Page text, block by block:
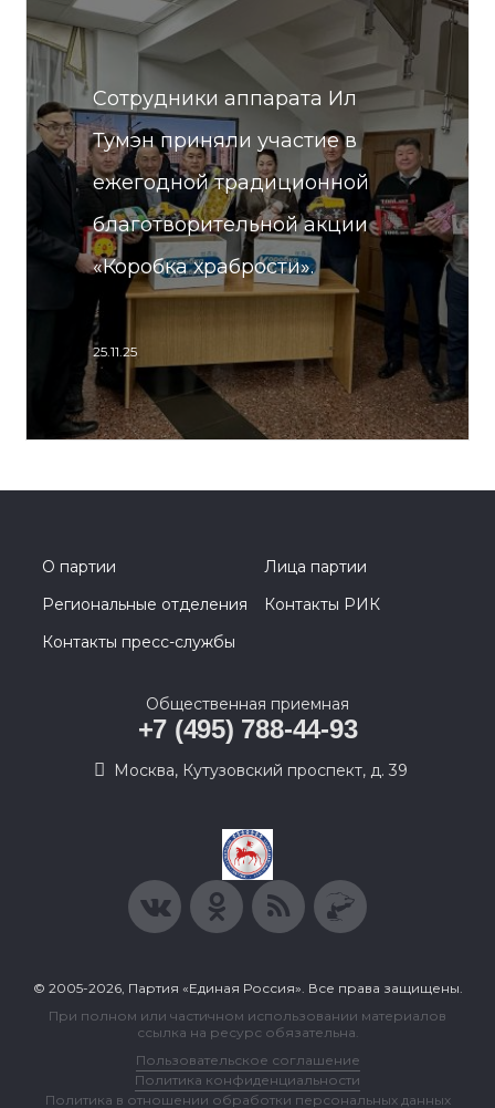
Сотрудники аппарата Ил
Тумэн приняли участие в
ежегодной традиционной
благотворительной акции
«Коробка храбрости».
25.11.25
О партии
Лица партии
Региональные отделения
Контакты РИК
Контакты пресс-службы
Общественная приемная
+7 (495) 788-44-93
Москва, Кутузовский проспект, д. 39
© 2005-2026, Партия «Единая Россия». Все права защищены.
При полном или частичном использовании материалов
ссылка на ресурс обязательна.
Пользовательское соглашение
Политика конфиденциальности
Политика в отношении обработки персональных данных